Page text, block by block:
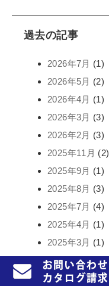
過去の記事
2026年7月 (1)
2026年5月 (2)
2026年4月 (1)
2026年3月 (3)
2026年2月 (3)
2025年11月 (2)
2025年9月 (1)
2025年8月 (3)
2025年7月 (4)
2025年4月 (1)
2025年3月 (1)
2025年2月(2)
2025年1月(2)